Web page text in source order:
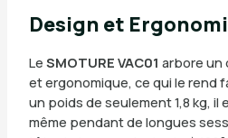
Design et
Le SMOTURE VAC01 arbore un
et ergonomique, ce qui le rend
un poids de seulement 1,8 kg, il
même pendant de longues